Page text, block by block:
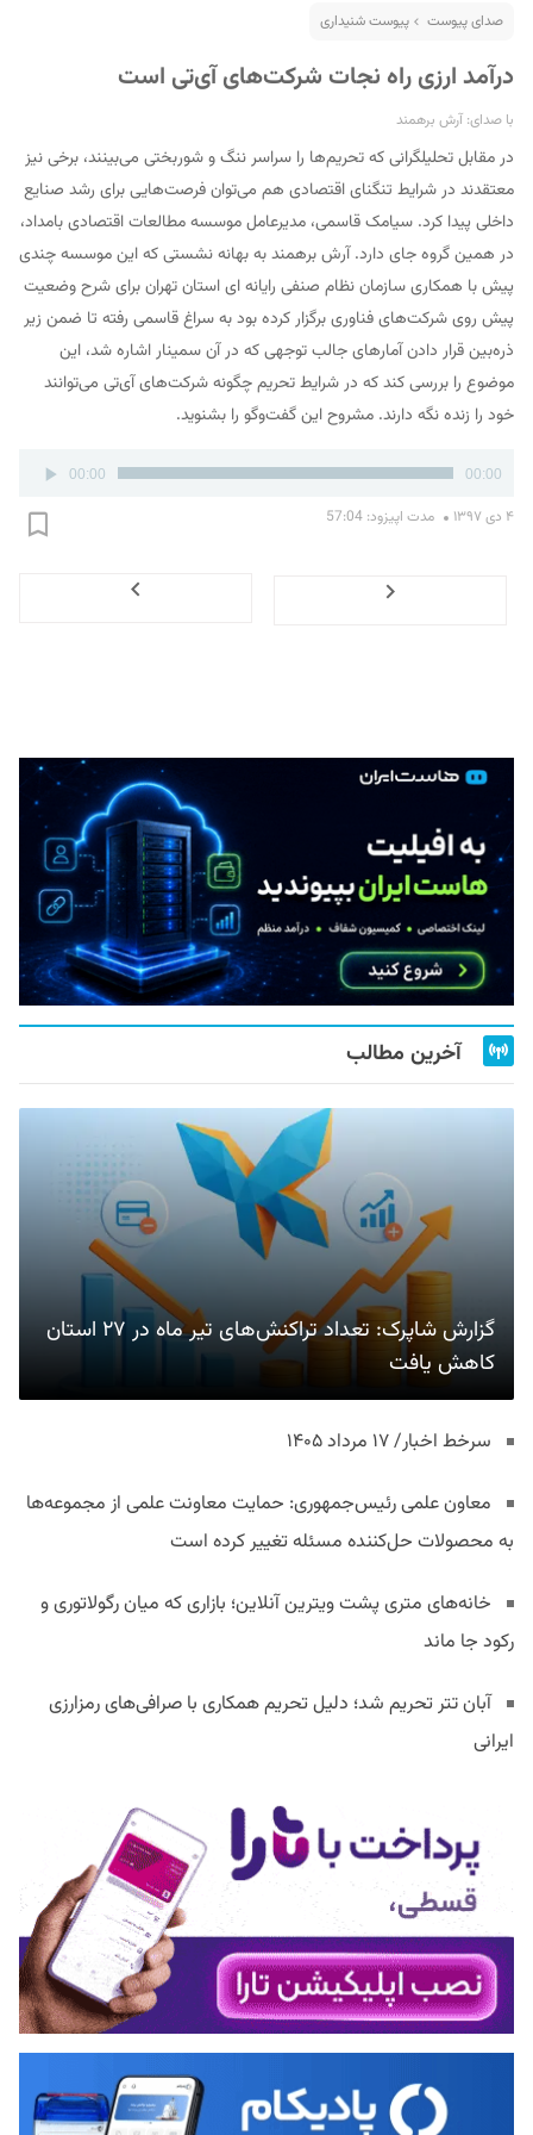
صدای پیوست پیوست شنیداری
درآمد ارزی راه نجات شرکت‌های آی‌تی است
با صدای: آرش برهمند
در مقابل تحلیلگرانی که تحریم‌ها را سراسر ننگ و شوربختی می‌بینند، برخی نیز
معتقدند در شرایط تنگنای اقتصادی هم می‌توان فرصت‌هایی برای رشد صنایع
داخلی پیدا کرد. سیامک قاسمی، مدیرعامل موسسه مطالعات اقتصادی بامداد،
در همین گروه جای دارد. آرش برهمند به بهانه نشستی که این موسسه چندی
پیش با همکاری سازمان نظام صنفی رایانه ای استان تهران برای شرح وضعیت
پیش روی شرکت‌های فناوری برگزار کرده بود به سراغ قاسمی رفته تا ضمن زیر
ذره‌بین قرار دادن آمارهای جالب توجهی که در آن سمینار اشاره شد، این
موضوع را بررسی کند که در شرایط تحریم چگونه شرکت‌های آی‌تی می‌توانند
خود را زنده نگه دارند. مشروح این گفت‌وگو را بشنوید.
پخش‌کننده
00:00 00:00
۴ دی ۱۳۹۷ مدت اپیزود: 57:04
آخرین مطالب
گزارش شاپرک: تعداد تراکنش‌های تیر ماه در ۲۷ استان‌
کاهش یافت
سرخط اخبار/ ۱۷ مرداد ۱۴۰۵
معاون علمی رئیس‌جمهوری: حمایت معاونت علمی از مجموعه‌ها
به محصولات حل‌کننده مسئله تغییر کرده است
خانه‌های متری پشت ویترین آنلاین؛ بازاری که میان رگولاتوری و
رکود جا ماند
آبان تتر تحریم شد؛ دلیل تحریم همکاری با صرافی‌های رمزارزی
ایرانی